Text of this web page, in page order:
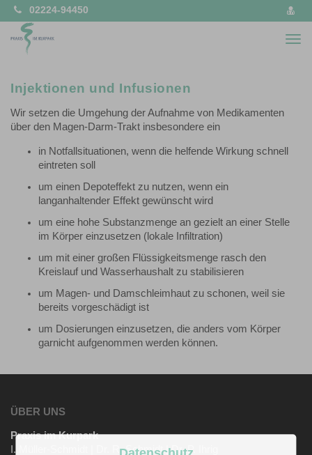
02224-94450
Injektionen und Infusionen
Wir setzen die Umgehung der Aufnahme von Medikamenten
über den Magen-Darm-Trakt insbesondere ein
in Notfallsituationen, wenn die helfende Wirkung schnell
eintreten soll
um einen Depoteffekt zu nutzen, wenn ein
langanhaltender Effekt gewünscht wird
um eine hohe Substanzmenge an gezielt an einer Stelle
im Körper einzusetzen (lokale Infiltration)
um mit einer großen Flüssigkeitsmenge rasch den
Kreislauf und Wasserhaushalt zu stabilisieren
um Magen- und Damschleimhaut zu schonen, weil sie
bereits vorgeschädigt ist
um Dosierungen einzusetzen, die anders vom Körper
garnicht aufgenommen werden können.
ÜBER UNS
Praxis im Kurpark
I. Müller-Schmidt | Dr. R. Schmidt | Dr. P. Ihrig